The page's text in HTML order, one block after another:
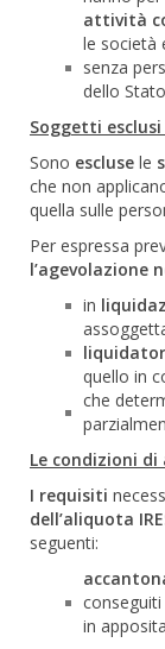
attività
le società
senza
dello
Soggetti
Sono escluse le
che non
quella sulle
Per espressa
l’agevolazione
in
quello in
che
Le condizioni di
I requisiti
dell’aliquota
seguenti:
conseguiti
in